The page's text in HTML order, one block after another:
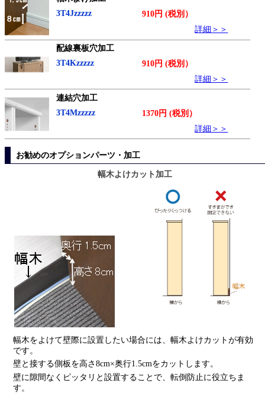
3T4Jzzzzz
910円 (税別）
詳細＞＞
配線裏板穴加工
3T4Kzzzzz
910円 (税別）
詳細＞＞
連結穴加工
3T4Mzzzzz
1370円 (税別）
詳細＞＞
お勧めのオプションパーツ・加工
幅木よけカット加工
幅木をよけて壁際に設置したい場合には、幅木よけカットが有効
です。
壁と接する側板を高さ8cm×奥行1.5cmをカットします。
壁に隙間なくピッタリと設置することで、転倒防止に役立ちま
す。